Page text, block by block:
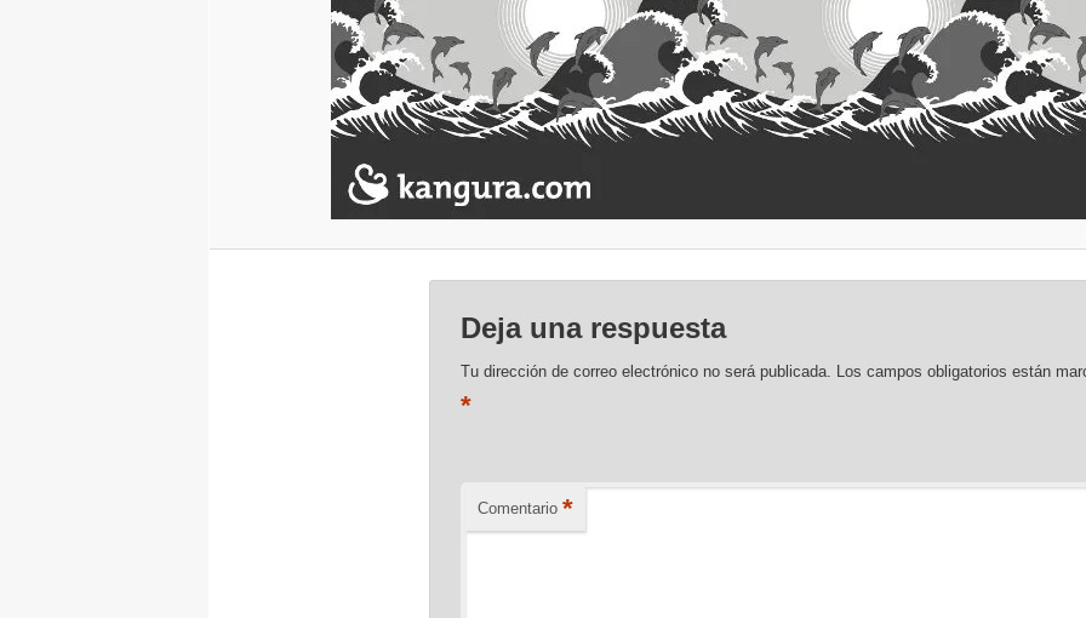
Deja una respuesta
Tu dirección de correo electrónico no será publicada. Los campos obligatorios están
*
Comentario *